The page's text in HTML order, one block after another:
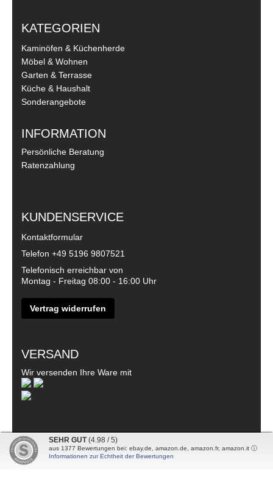
KATEGORIEN
Kaminöfen & Küchenherde
Möbel & Wohnen
Garten & Terrasse
Küche & Haushalt
Sonderangebote
INFORMATION
Persönliche Beratung
Ratenzahlung
KUNDENSERVICE
Kontaktformular
Telefon +49 5196 9807521
Telefonisch erreichbar von
Montag - Freitag 08:00 - 16:00 Uhr
Vertrag widerrufen
VERSAND
Wir versenden Ihre Ware mit
© 2026 - DanDiBo - Alle Rechte vorbehalten
SEHR GUT (4.98 / 5)
aus 1377 Bewertungen bei: ebay.de, amazon.de, amazon.fr, amazon.it ⓘ
Informationen zur Echtheit der Bewertungen